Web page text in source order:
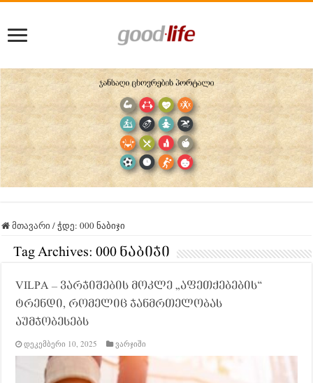
მთავარი /ჭდე:000 ნაბიჯი
Tag Archives:000 ნაბიჯი
VILPA – ვარჯიშების მოკლე „აფეთქებების“
ტრენდი, რომელიც ჯანმრთელობას
აუმჯობესებს
დეკემბერი 10, 2025 ვარჯიში